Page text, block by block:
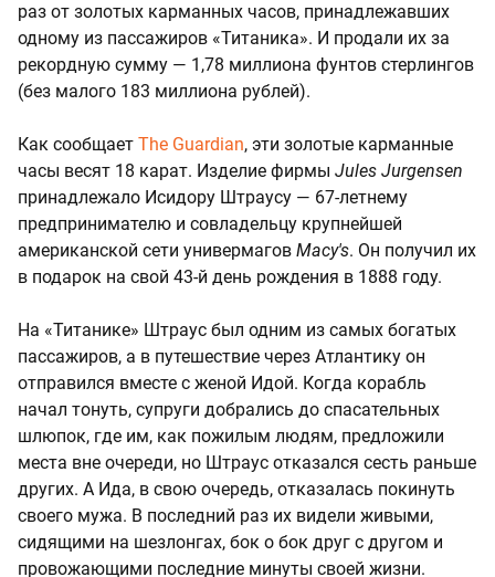
раз от золотых карманных часов, принадлежавших
одному из пассажиров «Титаника». И продали их за
рекордную сумму — 1,78 миллиона фунтов стерлингов
(без малого 183 миллиона рублей).
Как сообщает The Guardian, эти золотые карманные
часы весят 18 карат. Изделие фирмы Jules Jurgensen
принадлежало Исидору Штраусу — 67-летнему
предпринимателю и совладельцу крупнейшей
американской сети универмагов Macy's. Он получил их
в подарок на свой 43-й день рождения в 1888 году.
На «Титанике» Штраус был одним из самых богатых
пассажиров, а в путешествие через Атлантику он
отправился вместе с женой Идой. Когда корабль
начал тонуть, супруги добрались до спасательных
шлюпок, где им, как пожилым людям, предложили
места вне очереди, но Штраус отказался сесть раньше
других. А Ида, в свою очередь, отказалась покинуть
своего мужа. В последний раз их видели живыми,
сидящими на шезлонгах, бок о бок друг с другом и
провожающими последние минуты своей жизни.